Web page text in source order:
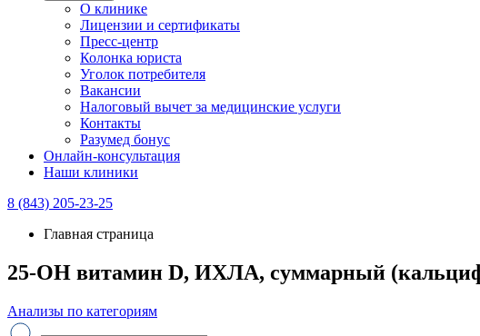
О клинике
Лицензии и сертификаты
Пресс-центр
Колонка юриста
Уголок потребителя
Вакансии
Налоговый вычет за медицинские услуги
Контакты
Разумед бонус
Онлайн-консультация
Наши клиники
8 (843) 205-23-25
Главная страница
25-OH витамин D, ИХЛА, суммарный
Анализы по категориям